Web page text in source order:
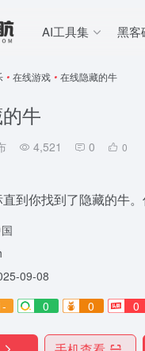
AI工具集 黑客
• 在线游戏 • 在线隐藏的牛
牛
4,521 0 0
到你找到了隐藏的牛
09-08
0 0 0